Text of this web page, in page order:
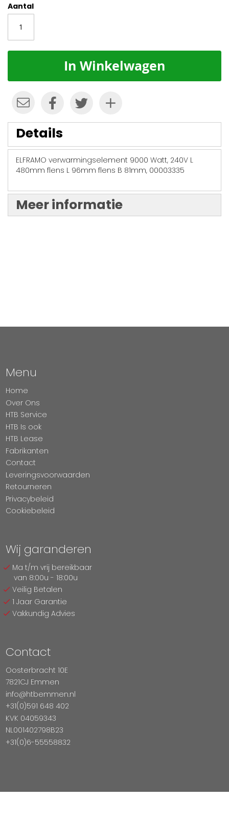
Aantal
In Winkelwagen
Details
ELFRAMO verwarmingselement 9000 Watt, 240V L
480mm flens L 96mm flens B 81mm, 00003335
Meer informatie
Menu
Home
Over Ons
HTB Service
HTB Is ook
HTB Lease
Fabrikanten
Contact
Leveringsvoorwaarden
Retourneren
Privacybeleid
Cookiebeleid
Wij garanderen
Ma t/m vrij bereikbaar
van 8:00u - 18:00u
Veilig Betalen
1 Jaar Garantie
Vakkundig Advies
Contact
Oosterbracht 10E
7821CJ Emmen
info@htbemmen.nl
+31(0)591 648 402
KVK 04059343
NL001402798B23
+31(0)6-55558832